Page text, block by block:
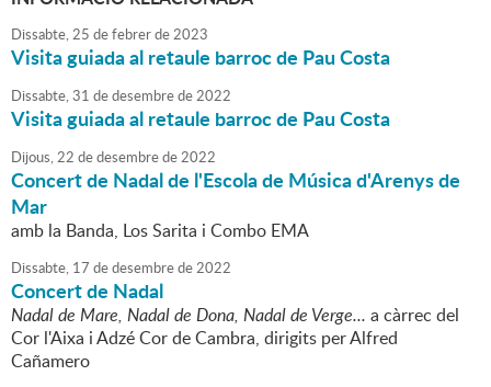
Dissabte,25 defebrerde2023
Visita guiada al retaule barroc de Pau Costa
Dissabte,31 dedesembrede2022
Visita guiada al retaule barroc de Pau Costa
Dijous,22 dedesembrede2022
Concert de Nadal de l'Escola de Música d'Arenys de
Mar
amb la Banda, Los Sarita i Combo EMA
Dissabte, 17 dedesembrede2022
Concert de Nadal
Nadal de Mare, Nadal de Dona, Nadal de Verge... a càrrec del
Cor l'Aixa i Adzé Cor de Cambra, dirigits per Alfred
Cañamero